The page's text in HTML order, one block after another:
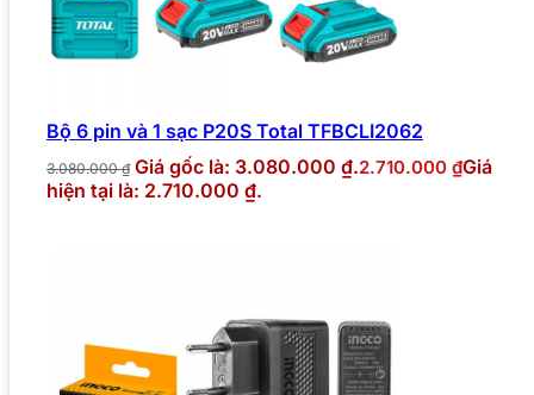
Bộ 6 pin và 1 sạc P20S Total TFBCLI2062
3.080.000₫ Giá gốc là: 3.080.000 ₫.2.710.000 ₫Giá
hiện tại là: 2.710.000 ₫.